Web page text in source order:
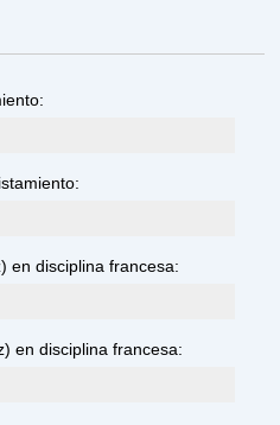
en disciplina francesa:
en disciplina francesa: